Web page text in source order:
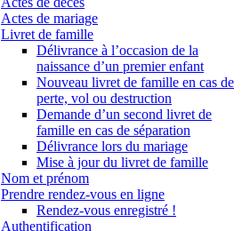
Actes de mariage
Livret de famille
Délivrance à l’occasion de la
naissance d’un premier enfant
Nouveau livret de famille en cas de
perte, vol ou destruction
Demande d’un second livret de
famille en cas de séparation
Délivrance lors du mariage
Mise à jour du livret de famille
Nom et prénom
Prendre rendez-vous en ligne
Rendez-vous enregistré !
Authentification